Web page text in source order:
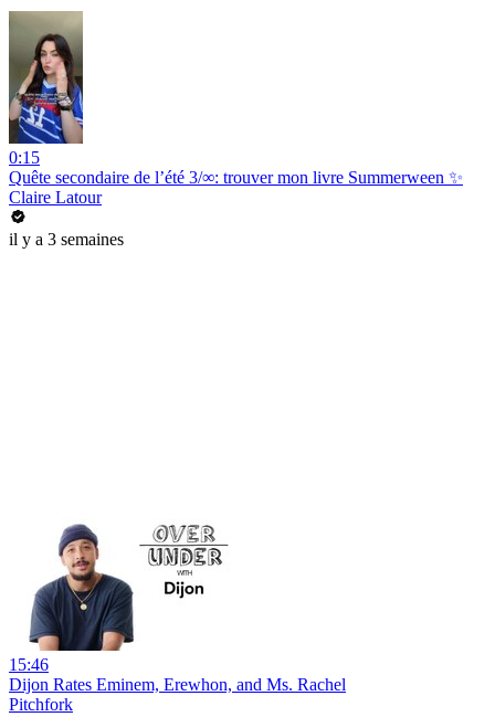
0:15
Quête secondaire de l’été 3/∞: trouver mon livre Summerween ✨
Claire Latour
il y a 3 semaines
15:46
Dijon Rates Eminem, Erewhon, and Ms. Rachel
Pitchfork